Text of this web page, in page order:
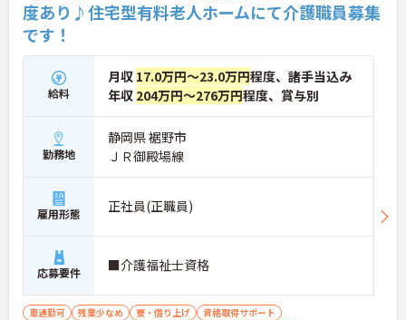
度あり♪住宅型有料老人ホームにて介護職員募集
です！
給料
月収 17.0万円～23.0万円程度、諸手当込み
年収 204万円～276万円程度、賞与別
勤務地
静岡県 裾野市
ＪＲ御殿場線
雇用形態 正社員(正職員)
応募要件 ■介護福祉士資格
車通勤可 残業少なめ 寮・借り上げ
資格取得サポート